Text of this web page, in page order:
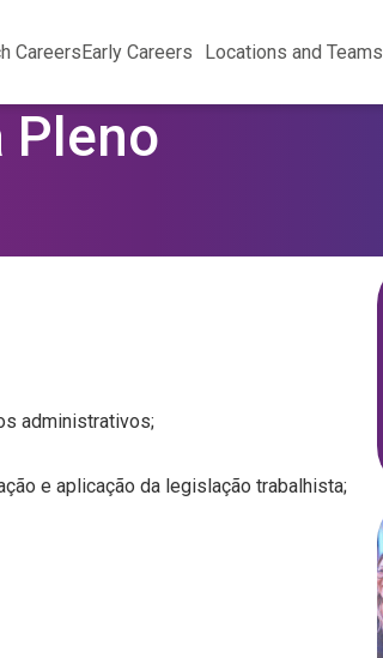
CareersEarly Careers Locations and Teams
Pleno
administrativos;
e aplicação da legislação trabalhista;